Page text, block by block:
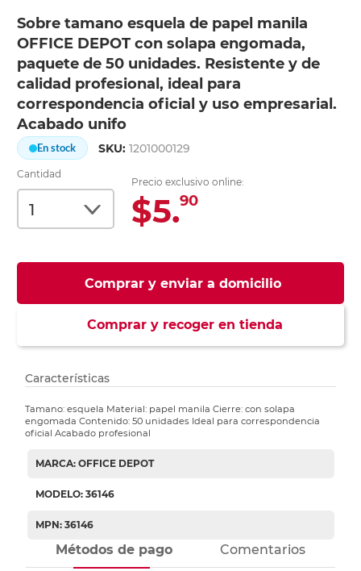
Sobre tamano esquela de papel manila
OFFICE DEPOT con solapa engomada,
paquete de 50 unidades. Resistente y de
calidad profesional, ideal para
correspondencia oficial y uso empresarial.
Acabado unifo
En stock SKU:1201000129
Cantidad
Precio exclusivo online:
$5.90
Comprar y enviar a domicilio
Comprar y recoger en tienda
Características
Tamano: esquela Material: papel manila Cierre: con solapa
engomada Contenido: 50 unidades Ideal para correspondencia
oficial Acabado profesional
MARCA: OFFICE DEPOT
MODELO: 36146
MPN: 36146
Métodos de pago Comentarios